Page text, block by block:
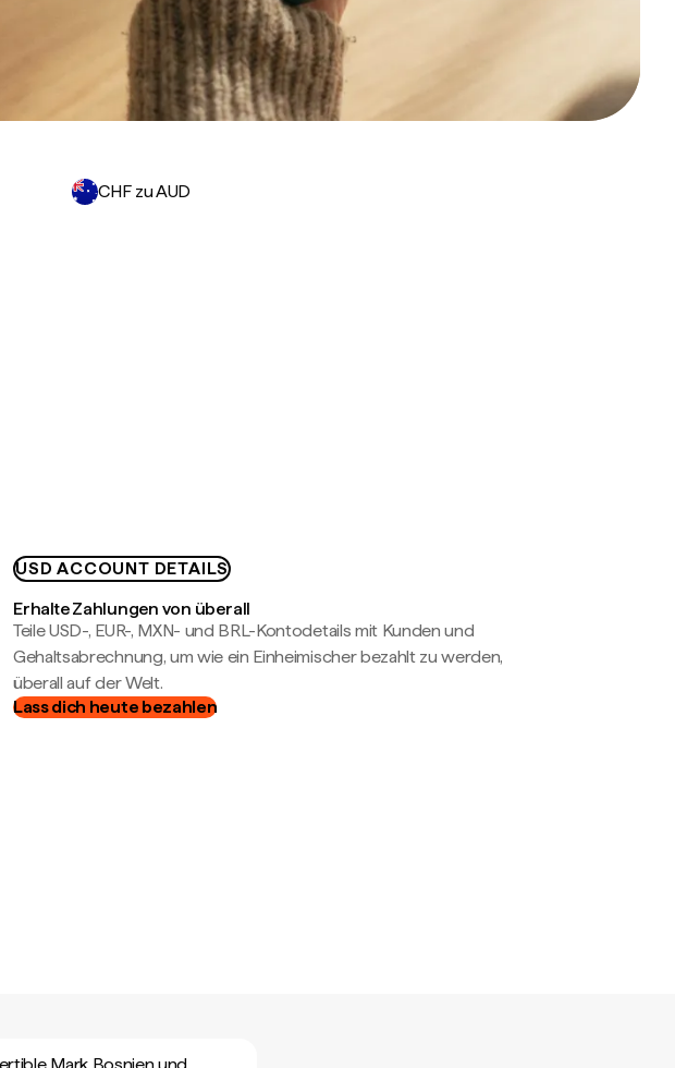
CHF zu AUD
USD ACCOUNT DETAILS
Erhalte Zahlungen von überall
Teile USD-, EUR-, MXN- und BRL-Kontodetails mit Kunden und
Gehaltsabrechnung, um wie ein Einheimischer bezahlt zu werden,
überall auf der Welt.
Lass dich heute bezahlen